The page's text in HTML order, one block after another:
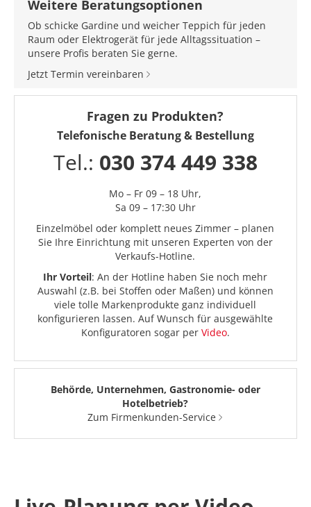
Weitere Beratungsoptionen
Ob schicke Gardine und weicher Teppich für jeden
Raum oder Elektrogerät für jede Alltagssituation –
unsere Profis beraten Sie gerne.
Jetzt Termin vereinbaren
Fragen zu Produkten?
Telefonische Beratung & Bestellung
Tel.: 030 374 449 338
Mo – Fr 09 – 18 Uhr,
Sa 09 – 17:30 Uhr
Einzelmöbel oder komplett neues Zimmer – planen
Sie Ihre Einrichtung mit unseren Experten von der
Verkaufs-Hotline.
Ihr Vorteil: An der Hotline haben Sie noch mehr
Auswahl (z.B. bei Stoffen oder Maßen) und können
viele tolle Markenprodukte ganz individuell
konfigurieren lassen. Auf Wunsch für ausgewählte
Konfiguratoren sogar per Video.
Behörde, Unternehmen, Gastronomie- oder
Hotelbetrieb?
Zum Firmenkunden-Service